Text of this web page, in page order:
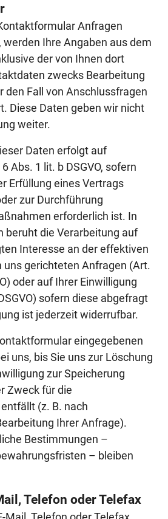
Anfragen
Ihre Angaben aus dem
der von Ihnen dort
zwecks Bearbeitung
den Fall von Anschlussfragen
Diese Daten geben wir nicht
weiter.
Daten erfolgt auf
Abs. 1 lit. b DSGVO, sofern
Erfüllung eines Vertrags
zur Durchführung
erforderlich ist. In
beruht die Verarbeitung auf
Interesse an der effektiven
uns gerichteten Anfragen (Art.
oder auf Ihrer Einwilligung
sofern diese abgefragt
ist jederzeit widerrufbar.
eingegebenen
uns, bis Sie uns zur Löschung
zur Speicherung
Zweck für die
(z. B. nach
Ihrer Anfrage).
Bestimmungen –
– bleiben
Telefon oder Telefax